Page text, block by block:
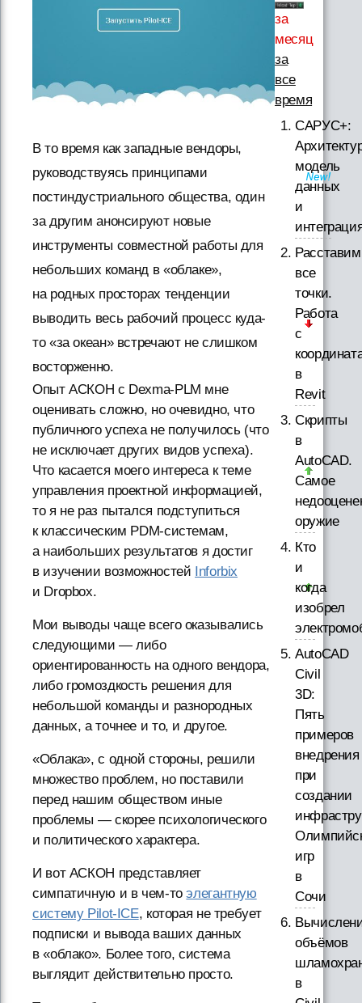
В то время как западные вендоры,
руководствуясь принципами
постиндустриального общества, один
за другим анонсируют новые
инструменты совместной работы для
небольших команд в «облаке»,
на родных просторах тенденции
выводить весь рабочий процесс куда-
то «за океан» встречают не слишком
восторженно.
Опыт АСКОН с Dexma-PLM мне
оценивать сложно, но очевидно, что
публичного успеха не получилось (что
не исключает других видов успеха).
Что касается моего интереса к теме
управления проектной информацией,
то я не раз пытался подступиться
к классическим PDM-системам,
а наибольших результатов я достиг
в изучении возможностей Inforbix
и Dropbox.
Мои выводы чаще всего оказывались
следующими — либо
ориентированность на одного вендора,
либо громоздкость решения для
небольшой команды и разнородных
данных, а точнее и то, и другое.
«Облака», с одной стороны, решили
множество проблем, но поставили
перед нашим обществом иные
проблемы — скорее психологического
и политического характера.
И вот АСКОН представляет
симпатичную и в чем-тоэлегантную
систему Pilot-ICE, которая не требует
подписки и вывода ваших данных
в «облако». Более того, система
выглядит действительно просто.
за
месяц
за
все
время
САРУС+:
модель
данных
и
Расставим
все
точки.
Работа
с
в
Revit
Скрипты
в
AutoCAD.
Самое
оружие
Кто
и
когда
изобрел
AutoCAD
Civil
3D:
Пять
примеров
внедрения
при
создании
игр
в
Сочи
объёмов
в